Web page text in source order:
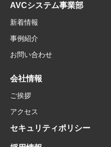
AVCシステム事業部
新着情報
事例紹介
お問い合わせ
会社情報
ご挨拶
アクセス
セキュリティポリシー